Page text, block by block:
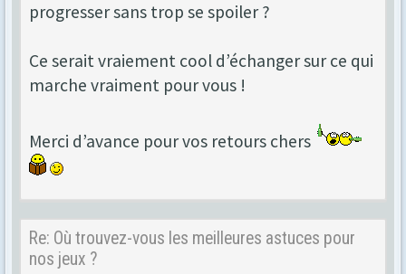
progresser sans trop se spoiler ?
Ce serait vraiement cool d’échanger sur ce qui
marche vraiment pour vous !
Merci d’avance pour vos retours chers
Re: Où trouvez-vous les meilleures astuces pour
nos jeux ?